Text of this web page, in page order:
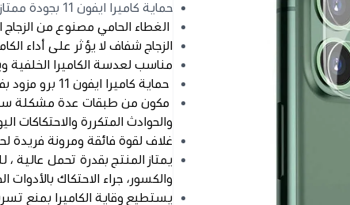
حماية كاميرا ايفون 11 بجودة ممتازة
الغطاء الحامي مصنوع من
الزجاج شفاف لا يؤثر على أداء
مناسب لعدسة الكاميرا الخلفية
حماية كاميرا ايفون 11 برو مزود بفتحة إضافية لإخراج ضوء الكاميرا.
مكون من طبقات عدة مشكلة
والحوادث المتكررة والاحتكاكات
غلاف لقوة فائقة ومرونة فريدة لحماية
يمتاز المنتج بقدرة تحمل عالية
والكسور، جراء الاحتكاك بالأدوات
يستطيع وقاية الكاميرا بمنع